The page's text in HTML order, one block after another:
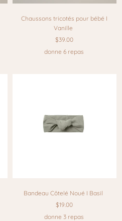
Chaussons tricotés pour bébé I
Vanille
$39.00
donne 6 repas
Bandeau Côtelé Noué I Basil
$19.00
donne 3 repas